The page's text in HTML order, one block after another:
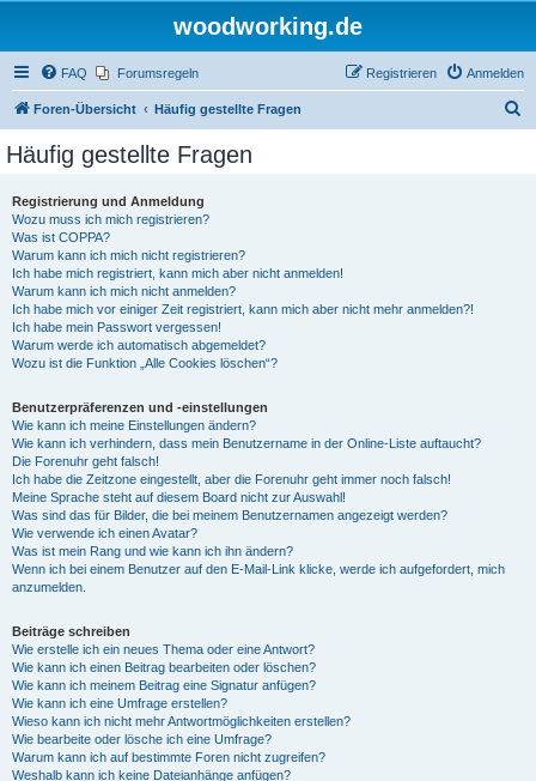
woodworking.de
FAQ Forumsregeln Anmelden
Registrieren
Foren-Übersicht Häufig gestellte Fragen
Häufig gestellte Fragen
Registrierung und Anmeldung
Wozu muss ich mich registrieren?
Was ist COPPA?
Warum kann ich mich nicht registrieren?
Ich habe mich registriert, kann mich aber nicht anmelden!
Warum kann ich mich nicht anmelden?
Ich habe mich vor einiger Zeit registriert, kann mich aber nicht mehr anmelden?!
Ich habe mein Passwort vergessen!
Warum werde ich automatisch abgemeldet?
Wozu ist die Funktion „Alle Cookies löschen“?
Benutzerpräferenzen und -einstellungen
Wie kann ich meine Einstellungen ändern?
Wie kann ich verhindern, dass mein Benutzername in der Online-Liste auftaucht?
Die Forenuhr geht falsch!
Ich habe die Zeitzone eingestellt, aber die Forenuhr geht immer noch falsch!
Meine Sprache steht auf diesem Board nicht zur Auswahl!
Was sind das für Bilder, die bei meinem Benutzernamen angezeigt werden?
Wie verwende ich einen Avatar?
Was ist mein Rang und wie kann ich ihn ändern?
Wenn ich bei einem Benutzer auf den E-Mail-Link klicke, werde ich aufgefordert, mich
anzumelden.
Beiträge schreiben
Wie erstelle ich ein neues Thema oder eine Antwort?
Wie kann ich einen Beitrag bearbeiten oder löschen?
Wie kann ich meinem Beitrag eine Signatur anfügen?
Wie kann ich eine Umfrage erstellen?
Wieso kann ich nicht mehr Antwortmöglichkeiten erstellen?
Wie bearbeite oder lösche ich eine Umfrage?
Warum kann ich auf bestimmte Foren nicht zugreifen?
Weshalb kann ich keine Dateianhänge anfügen?